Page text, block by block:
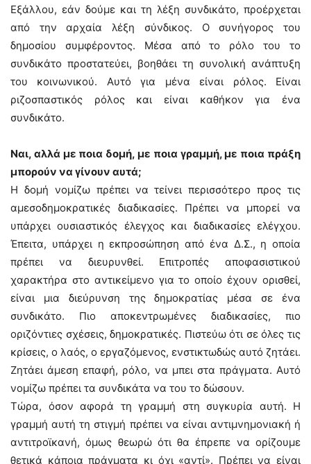
Εξάλλου, εάν δούμε και τη λέξη συνδικάτο, προέρχεται
από την αρχαία λέξη σύνδικος. Ο συνήγορος του
δημοσίου συμφέροντος. Μέσα από το ρόλο του το
συνδικάτο προστατεύει, βοηθάει τη συνολική ανάπτυξη
του κοινωνικού. Αυτό για μένα είναι ρόλος. Είναι
ριζοσπαστικός ρόλος και είναι καθήκον για ένα
συνδικάτο.
Ναι, αλλά με ποια δομή, με ποια γραμμή, με ποια πράξη
μπορούν να γίνουν αυτά;
Η δομή νομίζω πρέπει να τείνει περισσότερο προς τις
αμεσοδημοκρατικές διαδικασίες. Πρέπει να μπορεί να
υπάρχει ουσιαστικός έλεγχος και διαδικασίες ελέγχου.
Έπειτα, υπάρχει η εκπροσώπηση από ένα Δ.Σ., η οποία
πρέπει να διευρυνθεί. Επιτροπές αποφασιστικού
χαρακτήρα στο αντικείμενο για το οποίο έχουν ορισθεί,
είναι μια διεύρυνση της δημοκρατίας μέσα σε ένα
συνδικάτο. Πιο αποκεντρωμένες διαδικασίες, πιο
οριζόντιες σχέσεις, δημοκρατικές. Πιστεύω ότι σε όλες τις
κρίσεις, ο λαός, ο εργαζόμενος, ενστικτωδώς αυτό ζητάει.
Ζητάει άμεση επαφή, ρόλο, να μπει στα πράγματα. Αυτό
νομίζω πρέπει τα συνδικάτα να του το δώσουν.
Τώρα, όσον αφορά τη γραμμή στη συγκυρία αυτή. Η
γραμμή αυτή τη στιγμή πρέπει να είναι αντιμνημονιακή ή
αντιτροϊκανή, όμως θεωρώ ότι θα έπρεπε να ορίζουμε
θετικά κάποια πράγματα κι όχι «αντί». Πρέπει να είναι